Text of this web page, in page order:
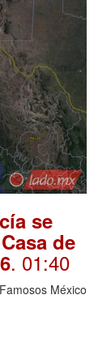
se
de
. 01:40
México